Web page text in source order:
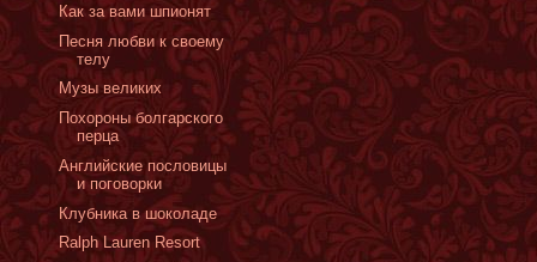
Как за вами шпионят
Песня любви к своему
телу
Музы великих
Похороны болгарского
перца
Английские пословицы
и поговорки
Клубника в шоколаде
Ralph Lauren Resort